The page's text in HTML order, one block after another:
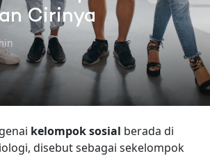
Cirinya
kelompok sosial berada di
disebut sebagai sekelompok